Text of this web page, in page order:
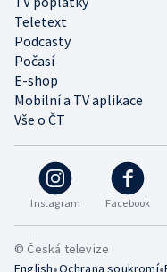
Instagram Facebook
Teletext
Podcasty
Počasí
E-shop
Mobilní a TV aplikace
Vše o ČT
© Česká televize
English•Ochrana soukromí•